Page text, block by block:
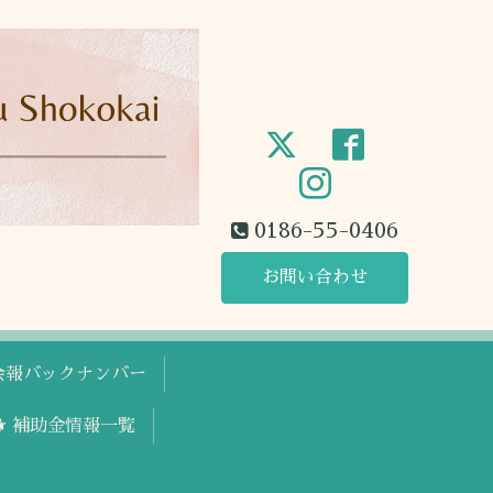
0186-55-0406
お問い合わせ
報バックナンバー
補助金情報一覧